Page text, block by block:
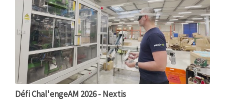
Défi Chal'engeAM 2026 - Nextis